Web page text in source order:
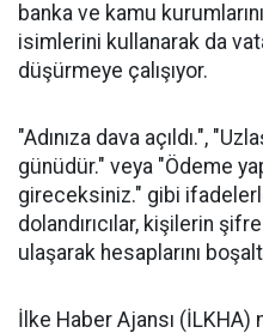
banka ve kamu
isimlerini kullanarak da
düşürmeye çalışıyor.
"Adınıza dava açıldı.",
günüdür." veya "Ödeme
gireceksiniz." gibi
dolandırıcılar, kişilerin
ulaşarak hesaplarını
İlke Haber Ajansı (İLKHA)